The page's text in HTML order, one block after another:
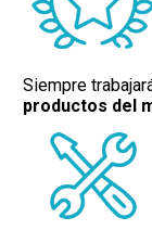
Siempre
productos del